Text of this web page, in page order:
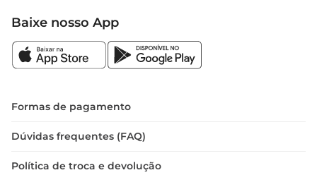
Baixe nosso App
Formas de pagamento
Dúvidas frequentes (FAQ)
Política de troca e devolução